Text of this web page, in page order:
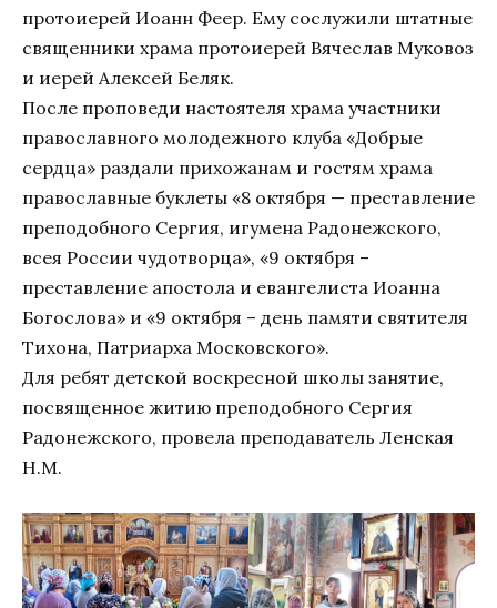
протоиерей Иоанн Феер. Ему сослужили штатные
священники храма протоиерей Вячеслав Муковоз
и иерей Алексей Беляк.
После проповеди настоятеля храма участники
православного молодежного клуба «Добрые
сердца» раздали прихожанам и гостям храма
православные буклеты «8 октября — преставление
преподобного Сергия, игумена Радонежского,
всея России чудотворца», «9 октября –
преставление апостола и евангелиста Иоанна
Богослова» и «9 октября – день памяти святителя
Тихона, Патриарха Московского».
Для ребят детской воскресной школы занятие,
посвященное житию преподобного Сергия
Радонежского, провела преподаватель Ленская
Н.М.